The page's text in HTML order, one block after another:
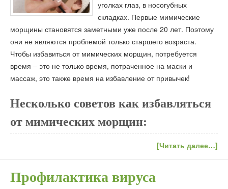
уголках глаз, в носогубных
складках. Первые мимические
морщины становятся заметными уже после 20 лет. Поэтому
они не являются проблемой только старшего возраста.
Чтобы избавиться от мимических морщин, потребуется
время – это не только время, потраченное на маски и
массаж, это также время на избавление от привычек!
Несколько советов как избавляться
от мимических морщин:
[Читать далее…]
Профилактика вируса